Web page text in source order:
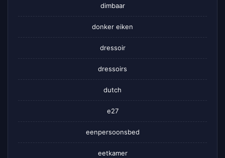
dimbaar
donker eiken
dressoir
dressoirs
dutch
e27
eenpersoonsbed
eetkamer